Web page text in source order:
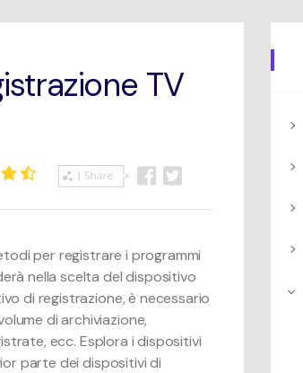
di più
TV
per registrare i programmi
nella scelta del dispositivo
di registrazione, è necessario
di archiviazione,
ecc. Esplora i dispositivi
parte dei dispositivi di